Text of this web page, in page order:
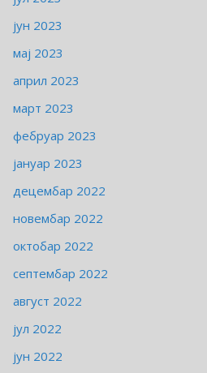
јун 2023
мај 2023
април 2023
март 2023
фебруар 2023
јануар 2023
децембар 2022
новембар 2022
октобар 2022
септембар 2022
август 2022
јул 2022
јун 2022